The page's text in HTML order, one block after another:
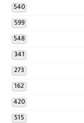
540
599
548
341
273
162
420
515